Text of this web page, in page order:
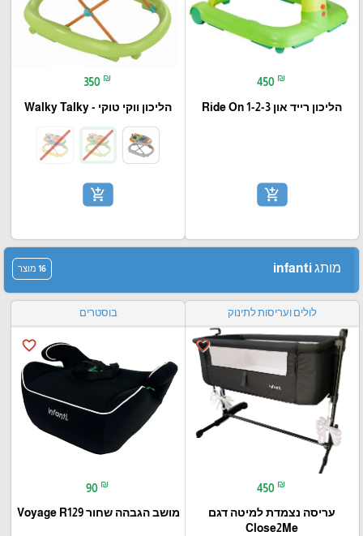
450 ₪
הליכון רייד און 1-2-3 Ride On
add_shopping_cart
350 ₪
הליכון ווקי טוקי - Walky Talky
add_shopping_cart
מותג infanti 16 מוצר
לולים ועריסות לתינוק
favorite_border
450 ₪
עריסה נצמדת למיטה דגם
Close2Me
בוסטרים
favorite_border
90 ₪
מושב הגבהה שחור Voyage R129